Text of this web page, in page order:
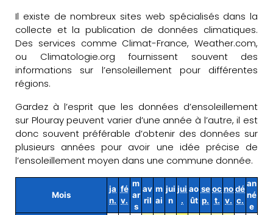
Il existe de nombreux sites web spécialisés dans la
collecte et la publication de données climatiques.
Des services comme Climat-France, Weather.com,
ou Climatologie.org fournissent souvent des
informations sur l’ensoleillement pour différentes
régions.
Gardez à l’esprit que les données d’ensoleillement
sur Plouray peuvent varier d’une année à l’autre, il est
donc souvent préférable d’obtenir des données sur
plusieurs années pour avoir une idée précise de
l’ensoleillement moyen dans une commune donnée.
Mois
ja
n.
fé
v.
m
ar
s
av
ril
m
ai
jui
n
jui
.
ao
ût
se
p.
oc
t.
no
v.
dé
c.
an
né
e